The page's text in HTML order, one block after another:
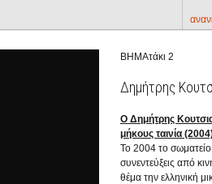
ΒΗΜΑτάκι 2
Δημήτρης
Ο Δημήτρης
μήκους ταινία
Το 2004 το σωματείο
συνεντεύξεις από
θέμα την ελληνική